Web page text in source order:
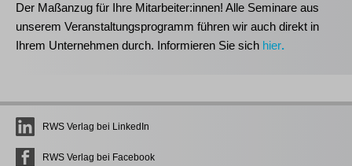
Der Maßanzug für Ihre Mitarbeiter:innen! Alle Seminare aus
unserem Veranstaltungsprogramm führen wir auch direkt in
Ihrem Unternehmen durch. Informieren Sie sich hier.
RWS Verlag bei LinkedIn
RWS Verlag bei Facebook